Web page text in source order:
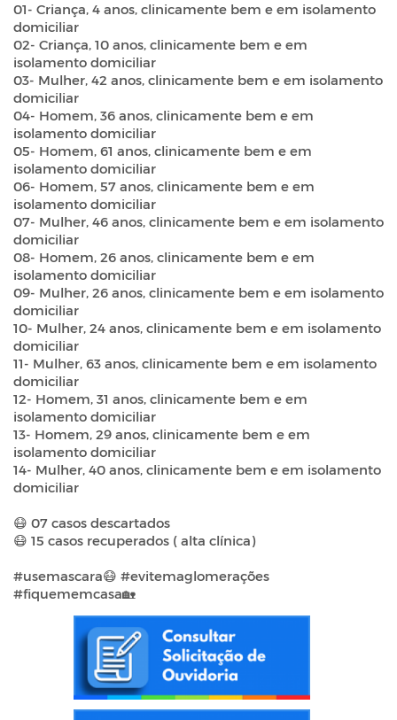
01- Criança, 4 anos, clinicamente bem e em isolamento
domiciliar
02- Criança, 10 anos, clinicamente bem e em
isolamento domiciliar
03- Mulher, 42 anos, clinicamente bem e em isolamento
domiciliar
04- Homem, 36 anos, clinicamente bem e em
isolamento domiciliar
05- Homem, 61 anos, clinicamente bem e em
isolamento domiciliar
06- Homem, 57 anos, clinicamente bem e em
isolamento domiciliar
07- Mulher, 46 anos, clinicamente bem e em isolamento
domiciliar
08- Homem, 26 anos, clinicamente bem e em
isolamento domiciliar
09- Mulher, 26 anos, clinicamente bem e em isolamento
domiciliar
10- Mulher, 24 anos, clinicamente bem e em isolamento
domiciliar
11- Mulher, 63 anos, clinicamente bem e em isolamento
domiciliar
12- Homem, 31 anos, clinicamente bem e em
isolamento domiciliar
13- Homem, 29 anos, clinicamente bem e em
isolamento domiciliar
14- Mulher, 40 anos, clinicamente bem e em isolamento
domiciliar
😷 07 casos descartados
😷 15 casos recuperados ( alta clínica)
#usemascara😷 #evitemaglomerações
#fiquememcasa🏡